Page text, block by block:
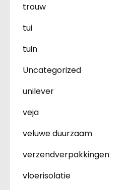
trouw
tui
tuin
Uncategorized
unilever
veja
veluwe duurzaam
verzendverpakkingen
vloerisolatie